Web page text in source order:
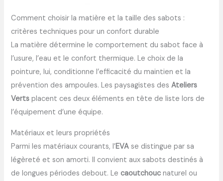
Comment choisir la matière et la taille des sabots :
critères techniques pour un confort durable
La matière détermine le comportement du sabot face à
l’usure, l’eau et le confort thermique. Le choix de la
pointure, lui, conditionne l’efficacité du maintien et la
prévention des ampoules. Les paysagistes desAteliers
Verts placent ces deux éléments en tête de liste lors de
l’équipement d’une équipe.
Matériaux et leurs propriétés
Parmi les matériaux courants, l’EVA se distingue par sa
légèreté et son amorti. Il convient aux sabots destinés à
de longues périodes debout. Lecaoutchouc naturel ou